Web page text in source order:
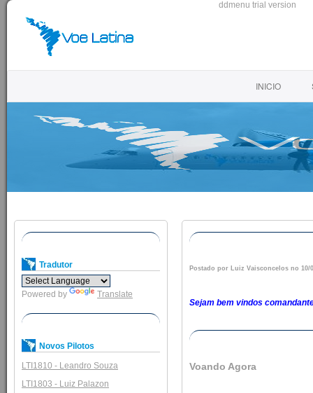
ddmenu trial version
INICIO
Tradutor
Powered by Translate
Novos Pilotos
LTI1810 - Leandro Souza
LTI1803 - Luiz Palazon
Postado por Luiz Vaisconcelos no 10/
Sejam bem vindos
Voando Agora